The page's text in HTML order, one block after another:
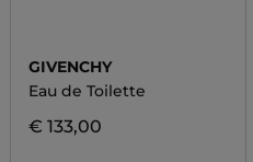
GIVENCHY
Eau de Toilette
€ 133,00